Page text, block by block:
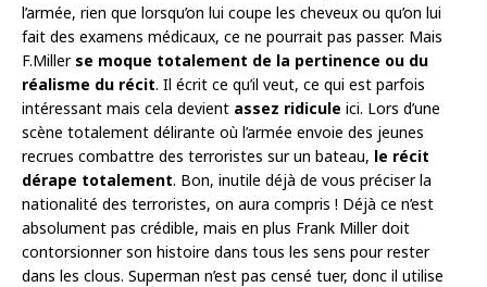
l’armée, rien que lorsqu’on lui coupe les cheveux ou qu’on lui
fait des examens médicaux, ce ne pourrait pas passer. Mais
F.Miller se moque totalement de la pertinence ou du
réalisme du récit. Il écrit ce qu’il veut, ce qui est parfois
intéressant mais cela devient assez ridicule ici. Lors d’une
scène totalement délirante où l’armée envoie des jeunes
recrues combattre des terroristes sur un bateau, le récit
dérape totalement. Bon, inutile déjà de vous préciser la
nationalité des terroristes, on aura compris ! Déjà ce n’est
absolument pas crédible, mais en plus Frank Miller doit
contorsionner son histoire dans tous les sens pour rester
dans les clous. Superman n’est pas censé tuer, donc il utilise